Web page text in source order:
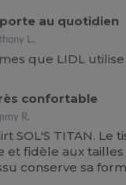
au quotidien
L.
que LIDL
confortable
R.
SOL'S TITAN.
et fidèle aux
conserve sa